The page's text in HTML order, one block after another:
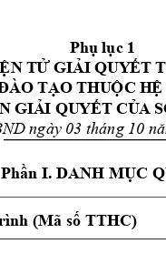
Phụ lục 1
ỆN TỬ GIẢI QUYẾT
ÀO TẠO THUỘC HỆ
N GIẢI QUYẾT CỦA S
D ngày 03 tháng 10
Phần I. DANH MỤC
(Mã số TTHC)